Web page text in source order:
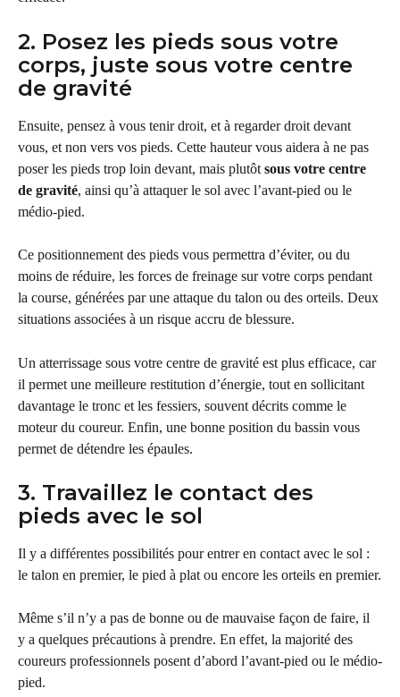
2. Posez les pieds sous votre
corps, juste sous votre centre
de gravité
Ensuite, pensez à vous tenir droit, et à regarder droit devant
vous, et non vers vos pieds. Cette hauteur vous aidera à ne pas
poser les pieds trop loin devant, mais plutôt sous votre centre
de gravité, ainsi qu’à attaquer le sol avec l’avant-pied ou le
médio-pied.
Ce positionnement des pieds vous permettra d’éviter, ou du
moins de réduire, les forces de freinage sur votre corps pendant
la course, générées par une attaque du talon ou des orteils. Deux
situations associées à un risque accru de blessure.
Un atterrissage sous votre centre de gravité est plus efficace, car
il permet une meilleure restitution d’énergie, tout en sollicitant
davantage le tronc et les fessiers, souvent décrits comme le
moteur du coureur. Enfin, une bonne position du bassin vous
permet de détendre les épaules.
3. Travaillez le contact des
pieds avec le sol
Il y a différentes possibilités pour entrer en contact avec le sol :
le talon en premier, le pied à plat ou encore les orteils en premier.
Même s’il n’y a pas de bonne ou de mauvaise façon de faire, il
y a quelques précautions à prendre. En effet, la majorité des
coureurs professionnels posent d’abord l’avant-pied ou le médio-
pied.